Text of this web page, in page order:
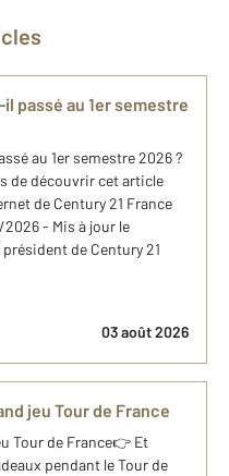
passé au 1er semestre
au 1er semestre 2026 ?
de découvrir cet article
de Century 21 France
- Mis à jour le
de Century 21
03 août 2026
jeu Tour de France
Tour de France👉 Et
pendant le Tour de